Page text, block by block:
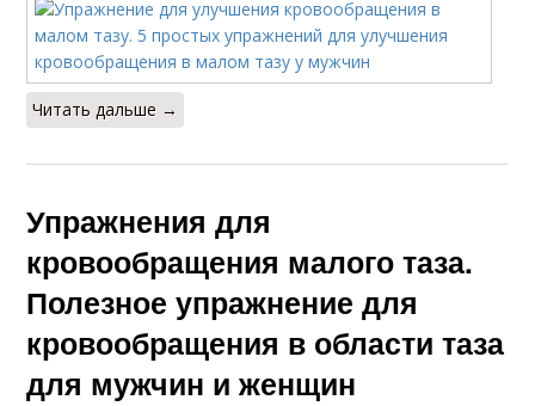
Читать дальше →
Упражнения для
кровообращения малого таза.
Полезное упражнение для
кровообращения в области таза
для мужчин и женщин